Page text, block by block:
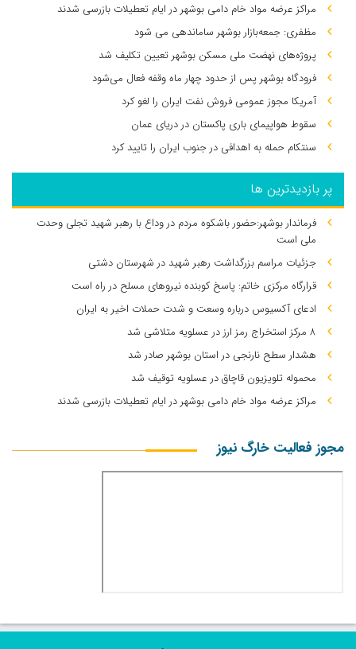
مراکز عرضه مواد خام دامی بوشهر در ایام تعطیلات بازرسی شدند
مظفری: جمعه‌بازار بوشهر ساماندهی می‌ شود
پروژه‌های نهضت ملی مسکن بوشهر تعیین تکلیف شد
فرودگاه بوشهر پس از حدود چهار ماه وقفه فعال می‌شود
آمریکا مجوز عمومی فروش نفت ایران را لغو کرد
سقوط هواپیمای باری پاکستان در دریای عمان
سنتکام حمله به اهدافی در جنوب ایران را تایید کرد
پر بازدیدترین ها
فرماندار بوشهر:حضور باشکوه مردم در وداع با رهبر شهید تجلی وحدت
ملی است
جزئیات مراسم بزرگداشت رهبر شهید در شهرستان دشتی
قرارگاه مرکزی خاتم: پاسخ کوبنده نیروهای مسلح در راه است
ادعای آکسیوس درباره وسعت و شدت حملات اخیر به ایران
۸ مرکز استخراج رمز ارز در عسلویه متلاشی شد
هشدار سطح نارنجی در استان بوشهر صادر شد
محموله تلویزیون قاچاق در عسلویه توقیف شد
مراکز عرضه مواد خام دامی بوشهر در ایام تعطیلات بازرسی شدند
مجوز فعالیت خارگ نیوز